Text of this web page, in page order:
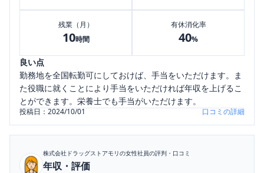
残業（月）
10時間
有休消化率
40%
良い点
勤務地を全国転勤可にしておけば、手当をいただけます。ま
た役職に就くことにより手当をいただければ年収を上げるこ
とができます。栄養士でも手当がいただけます。
投稿日：2024/10/01 口コミの詳細
株式会社ドラッグストアモリの女性社員の評判・口コミ
年収・評価